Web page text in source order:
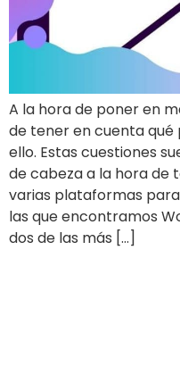
A la hora de poner en
de tener en cuenta
ello. Estas cuestiones
de cabeza a la hora de
varias plataformas
las que encontramos
dos de las más […]